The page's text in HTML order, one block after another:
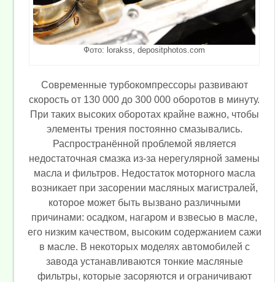
Фото: lorakss, depositphotos.com
Современные турбокомпрессоры развивают
скорость от 130 000 до 300 000 оборотов в минуту.
При таких высоких оборотах крайне важно, чтобы
элементы трения постоянно смазывались.
Распространённой проблемой является
недостаточная смазка из-за нерегулярной замены
масла и фильтров. Недостаток моторного масла
возникает при засорении масляных магистралей,
которое может быть вызвано различными
причинами: осадком, нагаром и взвесью в масле,
его низким качеством, высоким содержанием сажи
в масле. В некоторых моделях автомобилей с
завода устанавливаются тонкие масляные
фильтры, которые засоряются и ограничивают